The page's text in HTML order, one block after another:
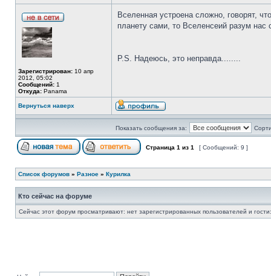
Зарегистрирован: 10 апр
2012, 05:02
Сообщений: 1
Откуда: Panama
Вселенная устроена сложно, говорят,
планету сами, то Вселенсеий разум
P.S. Надеюсь, это неправда........
Вернуться наверх
Показать сообщения за:
Страница 1 из 1 [ Сообщений: 9 ]
Список форумов » Разное » Курилка
Кто сейчас на форуме
Сейчас этот форум просматривают: нет зарегистрированных пользователей и